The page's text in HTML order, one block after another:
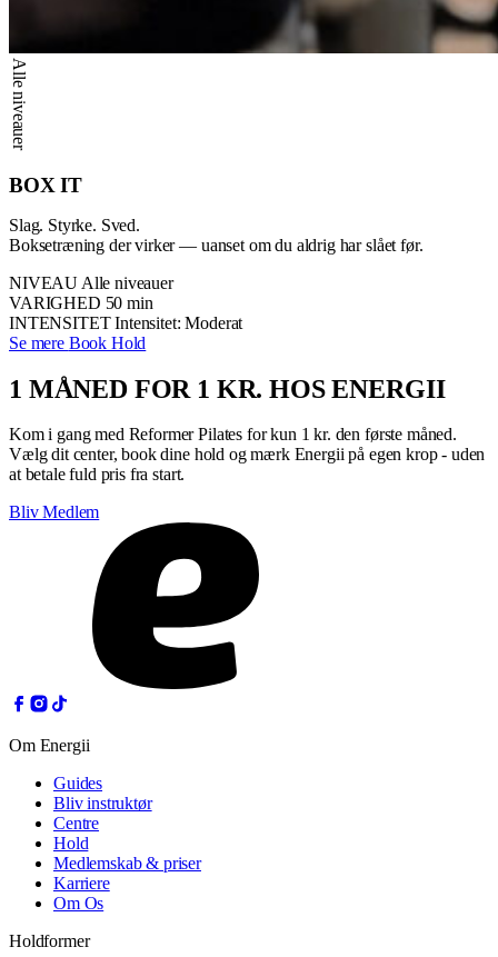
Alle niveauer
BOX IT
Slag. Styrke. Sved.
Boksetræning der virker — uanset om du aldrig har slået før.
NIVEAU Alle niveauer
VARIGHED 50 min
INTENSITET Intensitet: Moderat
Se mere Book Hold
1 MÅNED FOR 1 KR. HOS ENERGII
Kom i gang med Reformer Pilates for kun 1 kr. den første måned.
Vælg dit center, book dine hold og mærk Energii på egen krop - uden
at betale fuld pris fra start.
Bliv Medlem
Om Energii
Guides
Bliv instruktør
Centre
Hold
Medlemskab & priser
Karriere
Om Os
Holdformer